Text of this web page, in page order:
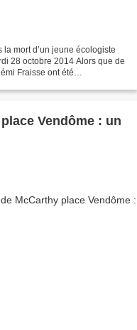
mort d’un jeune écologiste
28 octobre 2014 Alors que de
Fraisse ont été
Vendôme : un